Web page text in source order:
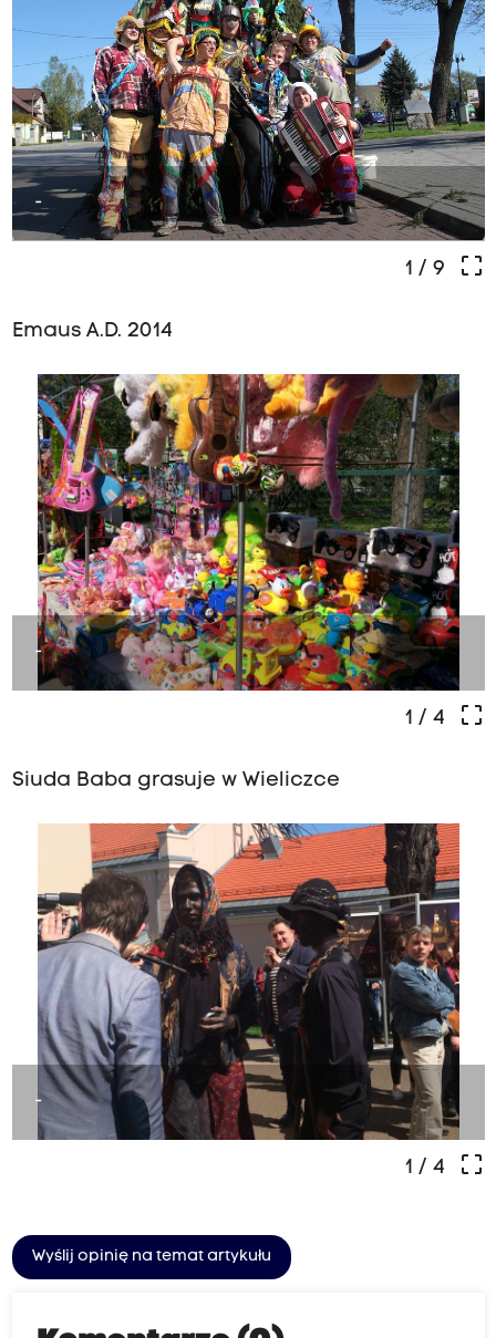
-
crop_free
1 / 9
Emaus A.D. 2014
-
crop_free
1 / 4
Siuda Baba grasuje w Wieliczce
-
crop_free
1 / 4
Wyślij opinię na temat artykułu